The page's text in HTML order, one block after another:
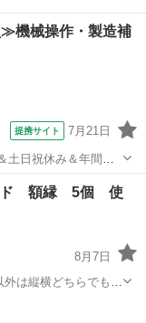
機械操作・製造補
提携サイト 7月21日
日祝休み＆年間休
＆無料駐車場あり
大宮市》 人気の
ド 額縁 5個 使
8月7日
は縦横どちらでも立